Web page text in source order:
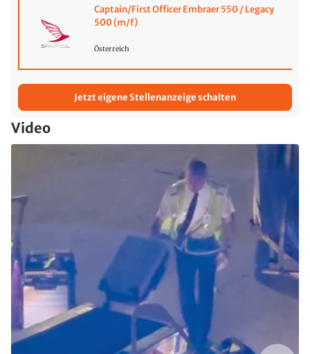
Captain/First Officer Embraer 550 / Legacy
500 (m/f)
Österreich
Jetzt eigene Stellenanzeige schalten
Video